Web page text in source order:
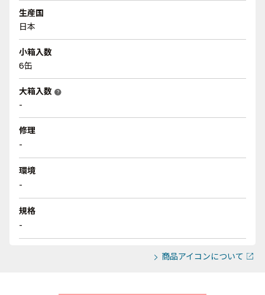
生産国
日本
小箱入数
6缶
大箱入数 help
-
修理
-
環境
-
規格
-
商品アイコンについて